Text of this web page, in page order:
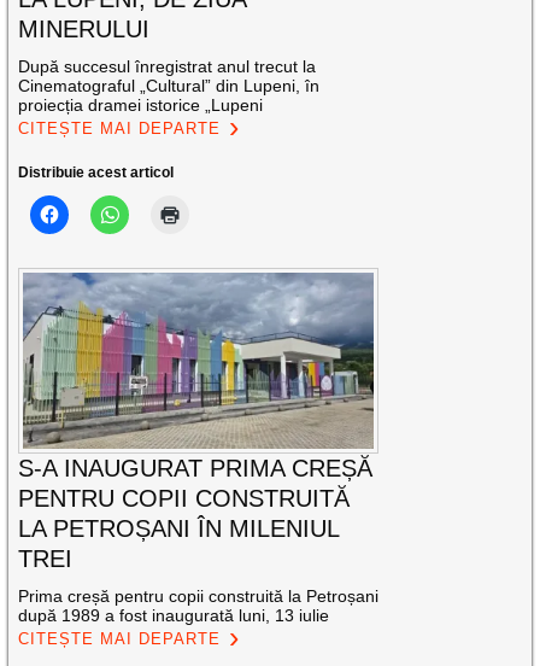
MINERULUI
După succesul înregistrat anul trecut la
Cinematograful „Cultural” din Lupeni, în
proiecția dramei istorice „Lupeni
CITEȘTE MAI DEPARTE
Distribuie acest articol
S-A INAUGURAT PRIMA CREȘĂ
PENTRU COPII CONSTRUITĂ
LA PETROȘANI ÎN MILENIUL
TREI
Prima creșă pentru copii construită la Petroșani
după 1989 a fost inaugurată luni, 13 iulie
CITEȘTE MAI DEPARTE